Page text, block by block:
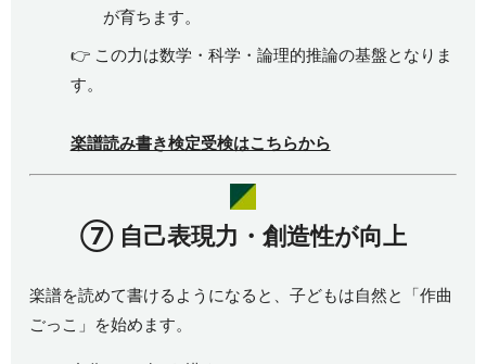
が育ちます。
👉 この力は数学・科学・論理的推論の基盤となりま
す。
楽譜読み書き検定受検はこちらから
⑦ 自己表現力・創造性が向上
楽譜を読めて書けるようになると、子どもは自然と「作曲
ごっこ」を始めます。